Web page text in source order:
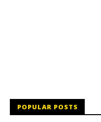
POPULAR POSTS